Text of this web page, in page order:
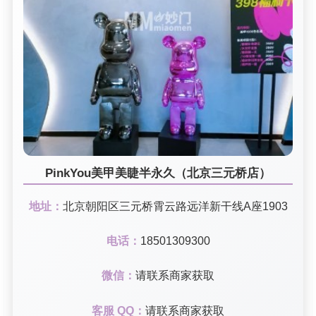
PinkYou美甲美睫半永久（北京三元桥店）
地址： 北京朝阳区三元桥霄云路远洋新干线A座1903
电话： 18501309300
微信： 请联系商家获取
客服 QQ： 请联系商家获取